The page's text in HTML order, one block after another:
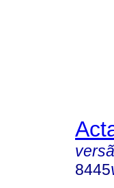
8445